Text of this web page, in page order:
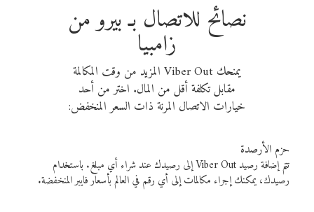
نصائح للاتصال بـ بيرو من
زامبيا
يمنحك Viber Out المزيد من وقت المكالمة
مقابل تكلفة أقل من المال. اختر من أحد
خيارات الاتصال المرنة ذات السعر المنخفض:
حزم الأرصدة
تتم إضافة رصيد Viber Out إلى رصيدك عند شراء أي مبلغ. باستخدام
رصيدك، يمكنك إجراء مكالمات إلى أي رقم في العالم بأسعار فايبر المنخفضة.